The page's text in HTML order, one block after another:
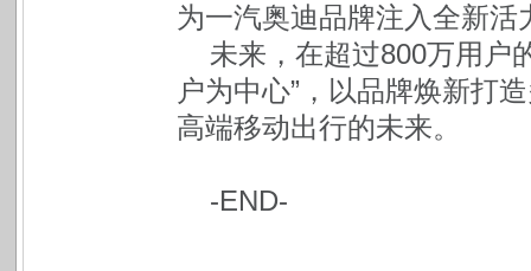
为一汽奥迪品牌注入全新活
未来，在超过800万用户
户为中心”，以品牌焕新打
高端移动出行的未来。
-END-